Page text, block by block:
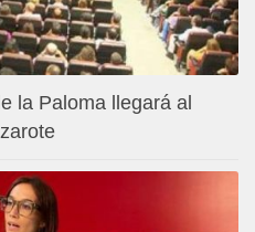
la Paloma llegará al